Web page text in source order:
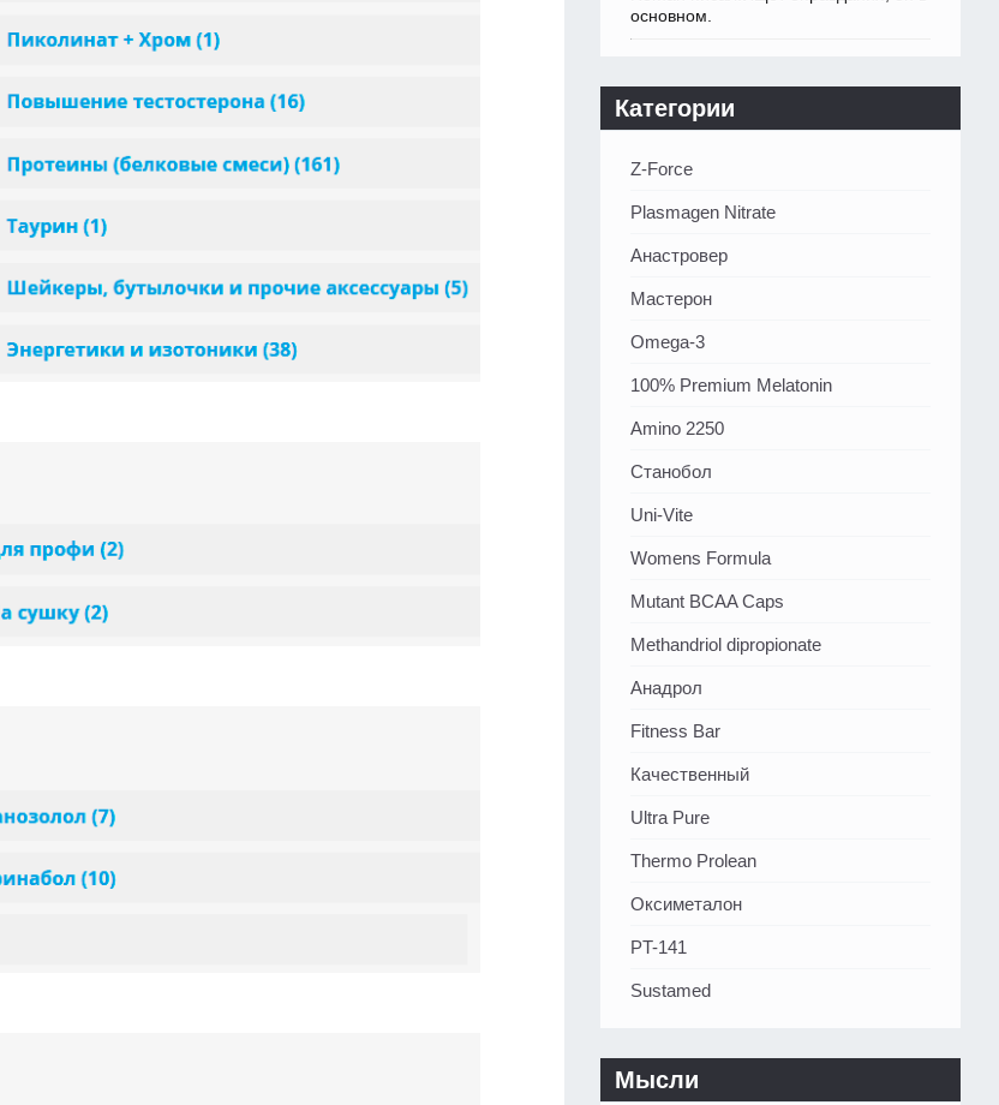
основном.
Категории
Z-Force
Plasmagen Nitrate
Анастровер
Мастерон
Omega-3
100% Premium Melatonin
Amino 2250
Станобол
Uni-Vite
Womens Formula
Mutant BCAA Caps
Methandriol dipropionate
Анадрол
Fitness Bar
Качественный
Ultra Pure
Thermo Prolean
Оксиметалон
PT-141
Sustamed
Мысли